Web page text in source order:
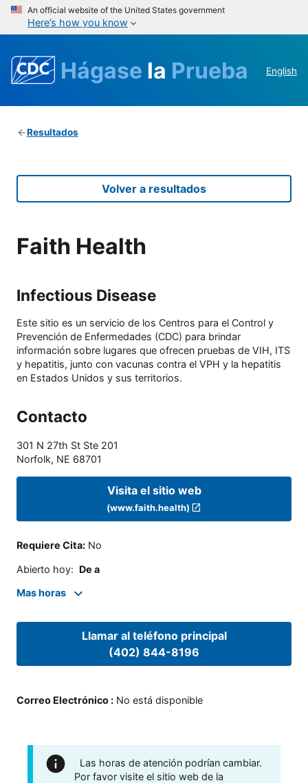
An official website of the United States government
Here’s how you know
Hágase la Prueba English
Resultados
Volver a resultados
Faith Health
Infectious Disease
Este sitio es un servicio de los Centros para el Control y
Prevención de Enfermedades (CDC) para brindar
información sobre lugares que ofrecen pruebas de VIH, ITS
y hepatitis, junto con vacunas contra el VPH y la hepatitis
en Estados Unidos y sus territorios.
Contacto
301 N 27th St Ste 201
Norfolk, NE 68701
Visita el sitio web
(www.faith.health)
Requiere Cita: No
Abierto hoy: De a
Mas horas
Llamar al teléfono principal
(402) 844-8196
Correo Electrónico : No está disponible
Las horas de atención podrían cambiar.
Por favor visite el sitio web de la